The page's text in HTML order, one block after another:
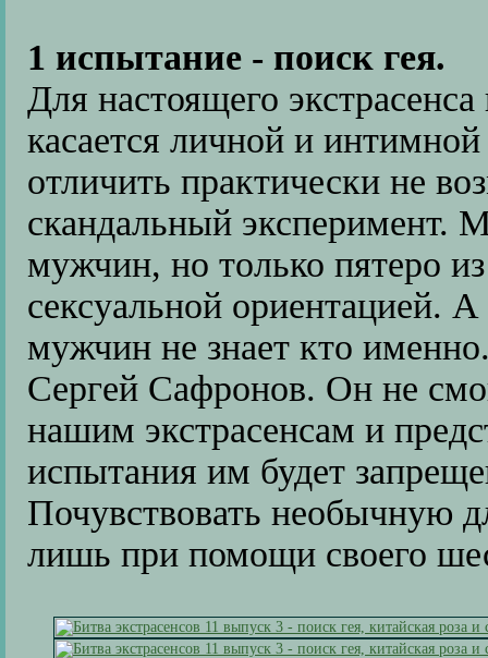
1 испытание - поиск гея.
Для настоящего
касается личной и
отличить практически не
скандальный эксперимент.
мужчин, но только пятеро
сексуальной ориентацией.
мужчин не знает кто
Сергей Сафронов. Он не
нашим экстрасенсам и
испытания им будет
Почувствовать необычную
лишь при помощи своего